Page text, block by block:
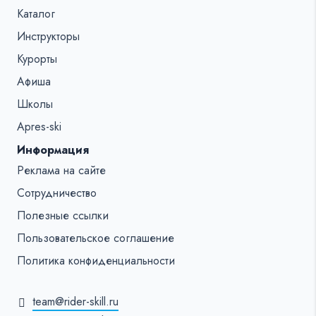
Каталог
Инструкторы
Курорты
Афиша
Школы
Apres-ski
Информация
Реклама на сайте
Сотрудничество
Полезные ссылки
Пользовательское соглашение
Политика конфиденциальности
team@rider-skill.ru